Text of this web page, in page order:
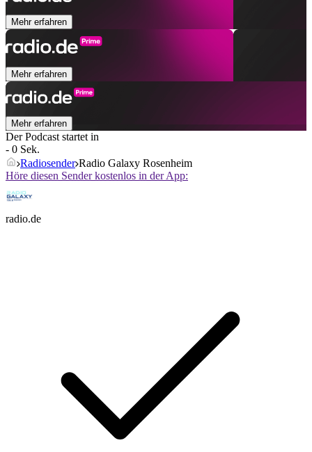
Mehr erfahren
Mehr erfahren
Mehr erfahren
Der Podcast startet in
- 0 Sek.
Radiosender Radio Galaxy Rosenheim
Höre diesen Sender kostenlos in der App:
radio.de